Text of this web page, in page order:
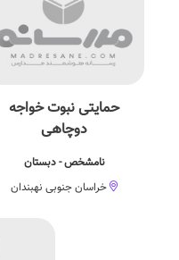
حمایتی نبوت خواجه
دوچاهی
نامشخص - دبستان
خراسان جنوبی نهبندان